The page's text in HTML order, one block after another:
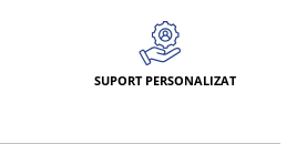
SUPORT PERSONALIZAT